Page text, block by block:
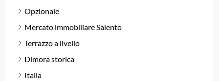
Opzionale
Mercato immobiliare Salento
Terrazzo a livello
Dimora storica
Italia